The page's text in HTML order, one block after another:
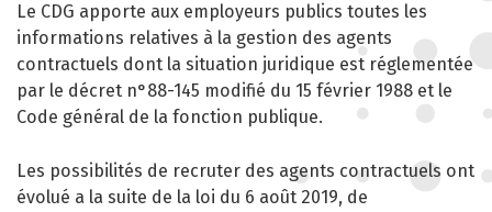
ÉLECTIONS
PROFESSIONNELLES
CARRIÈRE DES
FONCTIONNAIRES
GÉRER LES AGENTS
CONTRACTUELS
Le CDG apporte aux employeurs publics toutes les
informations relatives à la gestion des agents
contractuels dont la situation juridique est réglementée
par le décret n°88-145 modifié du 15 février 1988 et le
Code général de la fonction publique.
Les possibilités de recruter des agents contractuels ont
évolué a la suite de la loi du 6 août 2019, de